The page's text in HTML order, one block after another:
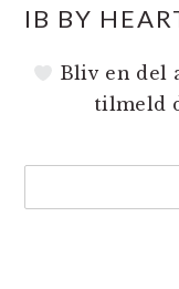
IB BY
Bliv en del
tilmeld